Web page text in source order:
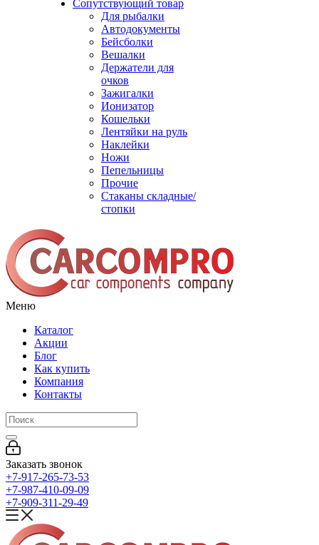
Сопутствующий товар
Для рыбалки
Автодокументы
Бейсболки
Вешалки
Держатели для
очков
Зажигалки
Ионизатор
Кошельки
Лентяйки на руль
Наклейки
Ножи
Пепельницы
Прочие
Стаканы складные/
стопки
Меню
Каталог
Акции
Блог
Как купить
Компания
Контакты
Заказать звонок
+7-917-265-73-53
+7-987-410-09-09
+7-909-311-29-49